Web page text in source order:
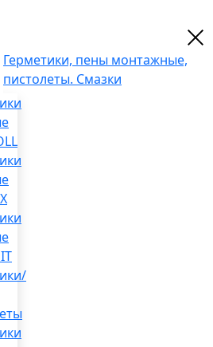
Герметики, пены монтажные,
пистолеты. Смазки